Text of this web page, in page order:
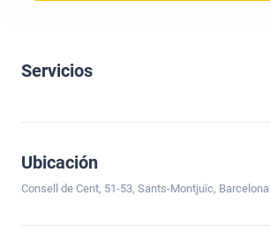
Servicios
Ubicación
Consell de Cent, 51-53, Sants-Montjuïc, Barcelona